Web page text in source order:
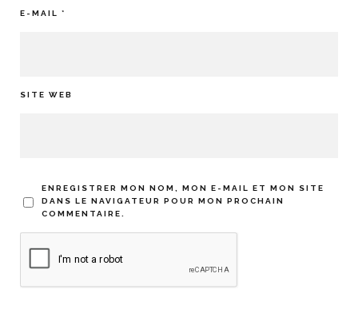
E-MAIL *
SITE WEB
ENREGISTRER MON NOM, MON E-MAIL ET MON SITE
DANS LE NAVIGATEUR POUR MON PROCHAIN
COMMENTAIRE.